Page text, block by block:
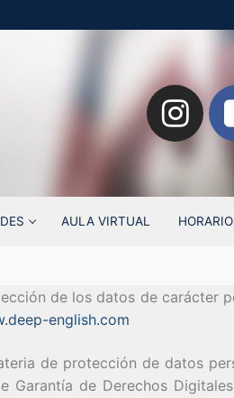
Search for:
AULA VIRTUAL
de los datos de carácter
english.com
de protección de datos
de Derechos